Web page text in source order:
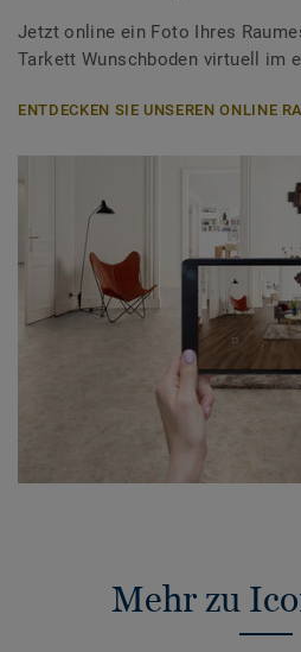
Jetzt online ein Foto Ihres
Tarkett Wunschboden virtuell im
ENTDECKEN SIE UNSEREN ONLINE
Mehr zu